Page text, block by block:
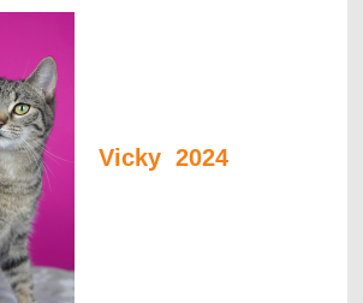
Vicky 2024